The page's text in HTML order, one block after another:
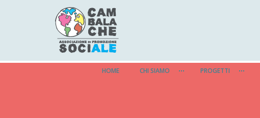
HOME CHI SIAMO PROGETTI